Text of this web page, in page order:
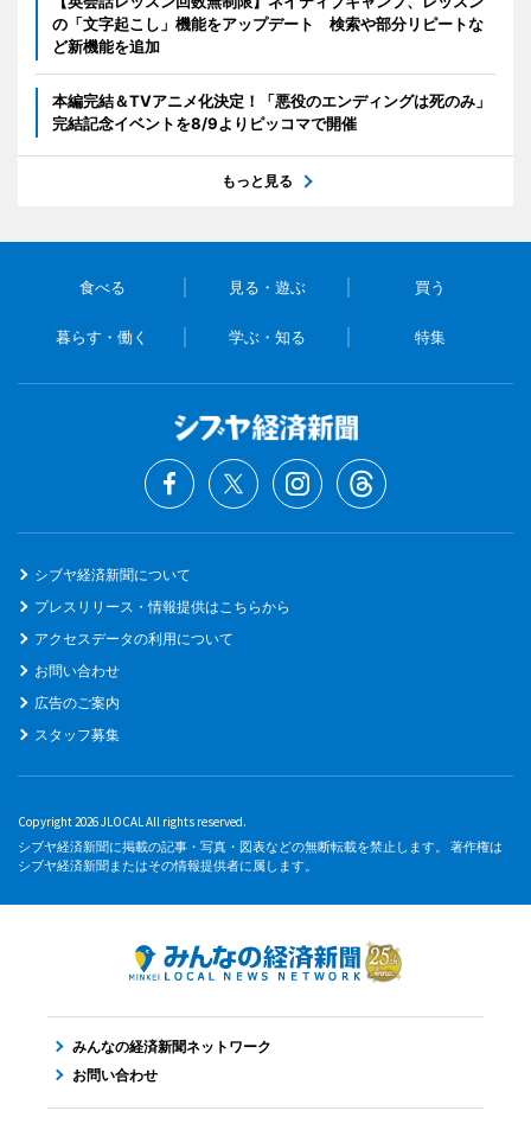
の「文字起こし」機能をアップデート 検索や部分リピートな
ど新機能を追加
本編完結＆TVアニメ化決定！「悪役のエンディングは死のみ」
完結記念イベントを8/9よりピッコマで開催
もっと見る
食べる 見る・遊ぶ 買う
暮らす・働く 学ぶ・知る 特集
シブヤ経済新聞について
プレスリリース・情報提供はこちらから
アクセスデータの利用について
お問い合わせ
広告のご案内
スタッフ募集
Copyright 2026 JLOCAL All rights reserved.
シブヤ経済新聞に掲載の記事・写真・図表などの無断転載を禁止します。 著作権は
シブヤ経済新聞またはその情報提供者に属します。
みんなの経済新聞ネットワーク
お問い合わせ